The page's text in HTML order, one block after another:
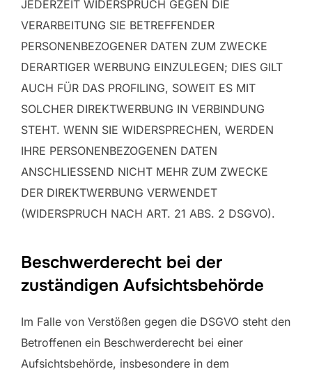
JEDERZEIT WIDERSPRUCH GEGEN DIE
VERARBEITUNG SIE BETREFFENDER
PERSONENBEZOGENER DATEN ZUM ZWECKE
DERARTIGER WERBUNG EINZULEGEN; DIES GILT
AUCH FÜR DAS PROFILING, SOWEIT ES MIT
SOLCHER DIREKTWERBUNG IN VERBINDUNG
STEHT. WENN SIE WIDERSPRECHEN, WERDEN
IHRE PERSONENBEZOGENEN DATEN
ANSCHLIESSEND NICHT MEHR ZUM ZWECKE
DER DIREKTWERBUNG VERWENDET
(WIDERSPRUCH NACH ART. 21 ABS. 2 DSGVO).
Beschwerde­recht bei der
zuständigen Aufsichts­behörde
Im Falle von Verstößen gegen die DSGVO steht den
Betroffenen ein Beschwerderecht bei einer
Aufsichtsbehörde, insbesondere in dem